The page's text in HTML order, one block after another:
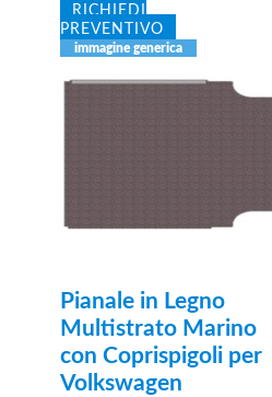
RICHIEDI
PREVENTIVO
Pianale in Legno
Multistrato Marino
con Coprispigoli per
Volkswagen